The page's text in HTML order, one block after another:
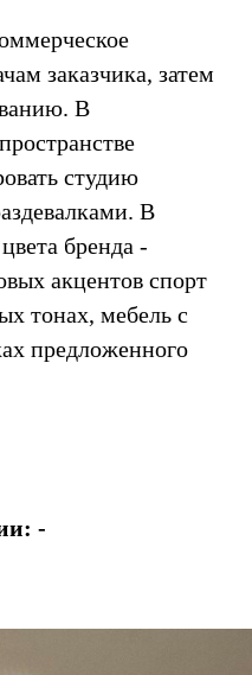
заказчика, затем
В
студию
В
бренда -
акцентов спорт
тонах, мебель с
предложенного
-